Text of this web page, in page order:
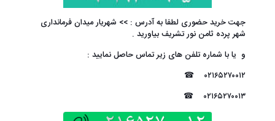
جهت خرید حضوری لطفا به آدرس : >> شهریار میدان فرمانداری
شهر پرده ثامن نور تشریف بیاورید .
و یا با شماره تلفن های زیر تماس حاصل نمایید :
۰۲۱۶۵۲۷۰۰۱۲ ☎
۰۲۱۶۵۲۷۰۰۱۳ ☎